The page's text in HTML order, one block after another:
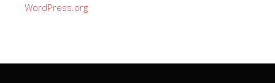
WordPress.org